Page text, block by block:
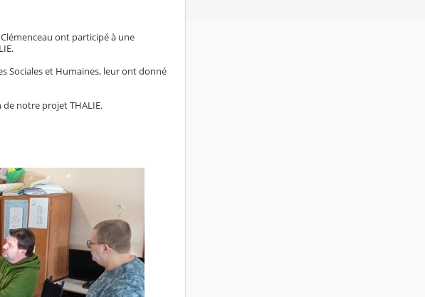
ont participé à une
Sociales et Humaines, leur ont donné
de notre projet THALIE.